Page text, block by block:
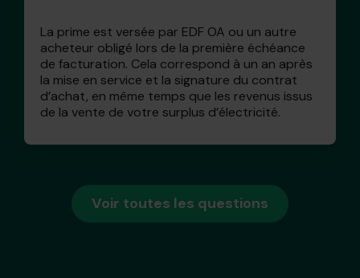
La prime est versée par EDF OA ou un autre
acheteur obligé lors de la première échéance
de facturation. Cela correspond à un an après
la mise en service et la signature du contrat
d’achat, en même temps que les revenus issus
de la vente de votre surplus d’électricité.
Voir toutes les questions